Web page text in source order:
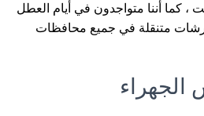
كما أننا متواجدون في أيام العطل
ورشات متنقلة في جميع محافظات